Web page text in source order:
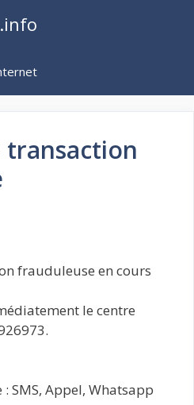
transaction
frauduleuse en cours
le centre
: SMS, Appel, Whatsapp